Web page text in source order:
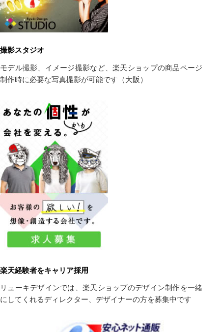
撮影スタジオ
モデル撮影、イメージ撮影など、楽天ショップの商品ページ
制作時に必要な写真撮影が可能です（大阪）
楽天経験者をキャリア採用
リューキデザインでは、楽天ショップのデザイン制作を一緒
にしてくれるディレクター、デザイナーの方を募集中です